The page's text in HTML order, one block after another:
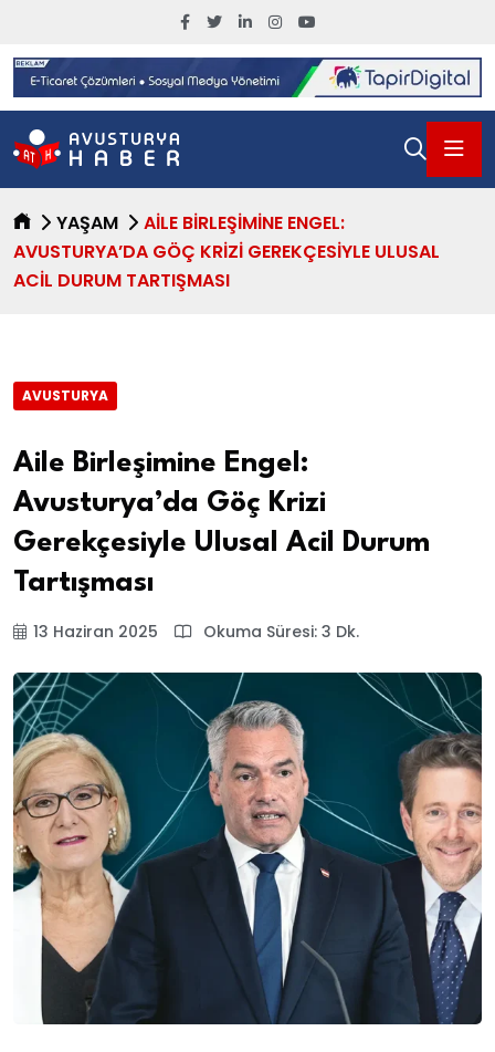
YAŞAM
AILE BIRLEŞIMINE ENGEL:
AVUSTURYA’DA GÖÇ KRIZI GEREKÇESIYLE ULUSAL
ACIL DURUM TARTIŞMASI
AVUSTURYA
Aile Birleşimine Engel:
Avusturya’da Göç Krizi
Gerekçesiyle Ulusal Acil Durum
Tartışması
13 Haziran 2025 Okuma Süresi: 3 Dk.